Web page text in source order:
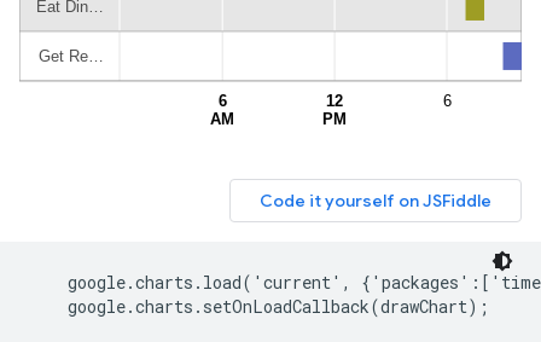
google.charts.load('current',
    google.charts.setOnLoadCallback(drawChart);